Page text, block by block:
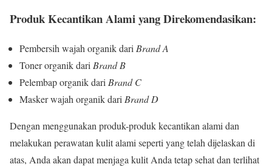
Produk Kecantikan Alami yang Direkomendasikan:
Pembersih wajah organik dari Brand A
Toner organik dari Brand B
Pelembap organik dari Brand C
Masker wajah organik dari Brand D
Dengan menggunakan produk-produk kecantikan alami dan
melakukan perawatan kulit alami seperti yang telah dijelaskan di
atas, Anda akan dapat menjaga kulit Anda tetap sehat dan terlihat